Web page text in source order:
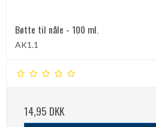
Bøtte til nåle - 100 ml.
AK1.1
14,95 DKK